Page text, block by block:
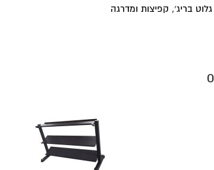
בריג׳, קפיצות ומדרגה